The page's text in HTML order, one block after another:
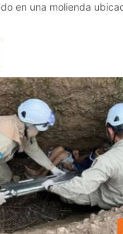
en una molienda